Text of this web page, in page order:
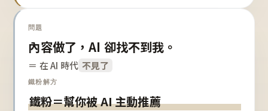
問題
內容做了，AI 卻找不到我。
＝ 在 AI 時代 不見了
鐵粉解方
鐵粉＝幫你被 AI 主動推薦